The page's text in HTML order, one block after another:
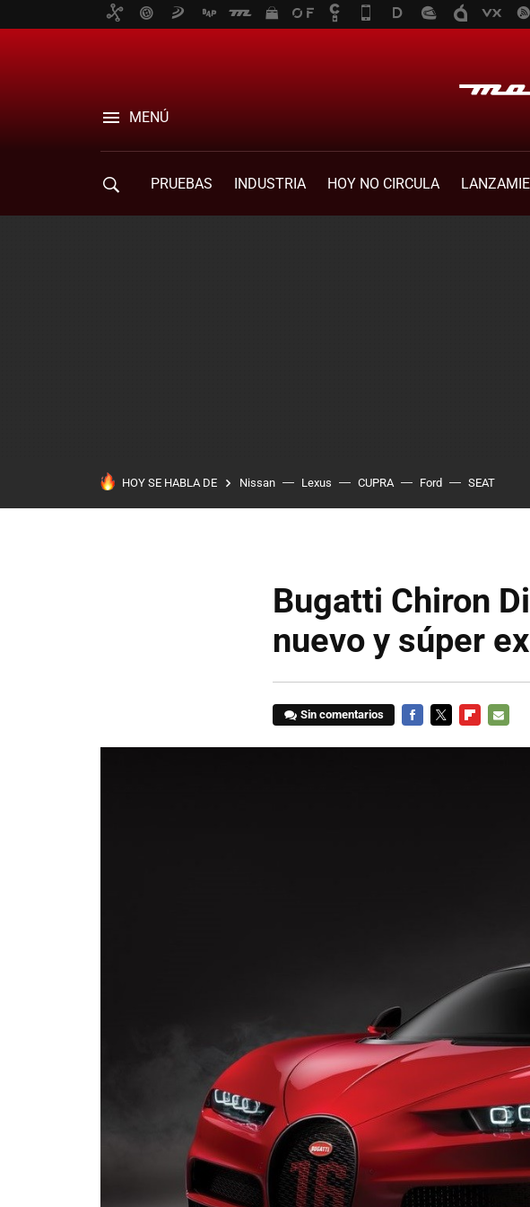
MENÚ
PRUEBAS INDUSTRIA HOY NO CIRCULA
HOY SE HABLA DE Nissan Lexus CUPRA Ford SEAT
Bugatti Chiron
nuevo y súper
Sin comentarios